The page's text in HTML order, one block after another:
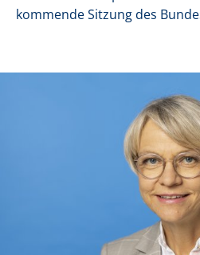
kommende Sitzung des